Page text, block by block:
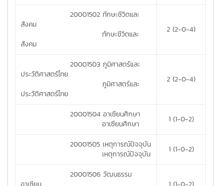
20001502 ทักษะชีวิตและ
สังคม
ทักษะชีวิตและ
สังคม
2 (2-0-4)
20001503 ภูมิศาสตร์และ
ประวัติศาสตร์ไทย
ภูมิศาสตร์และ
ประวัติศาสตร์ไทย
2 (2-0-4)
20001504 อาเซียนศึกษา
อาเซียนศึกษา
1 (1-0-2)
20001505 เหตุการณ์ปัจจุบัน
เหตุการณ์ปัจจุบัน
1 (1-0-2)
20001506 วัฒนธรรม